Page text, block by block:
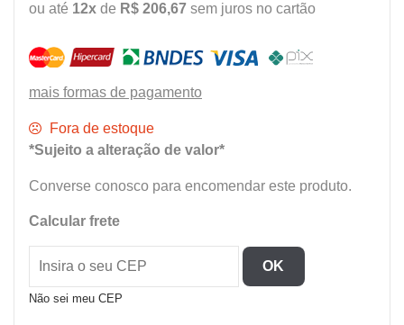
ou até 12x de R$ 206,67 sem juros no cartão
mais formas de pagamento
Fora de estoque
*Sujeito a alteração de valor*
Converse conosco para encomendar este produto.
Calcular frete
OK
Não sei meu CEP